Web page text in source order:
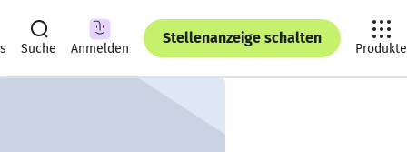
Suche Anmelden
Stellenanzeige schalten
Produkte